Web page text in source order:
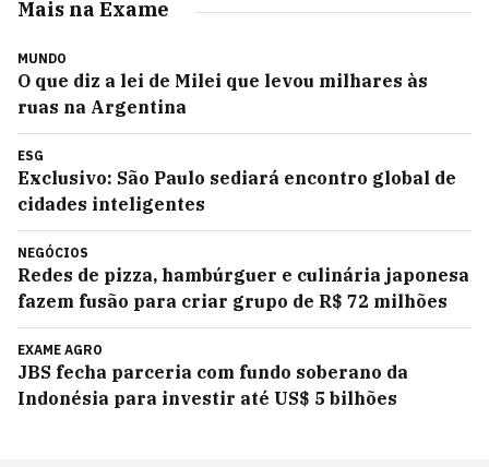
Mais na Exame
MUNDO
O que diz a lei de Milei que levou milhares às
ruas na Argentina
ESG
Exclusivo: São Paulo sediará encontro global de
cidades inteligentes
NEGÓCIOS
Redes de pizza, hambúrguer e culinária japonesa
fazem fusão para criar grupo de R$ 72 milhões
EXAME AGRO
JBS fecha parceria com fundo soberano da
Indonésia para investir até US$ 5 bilhões